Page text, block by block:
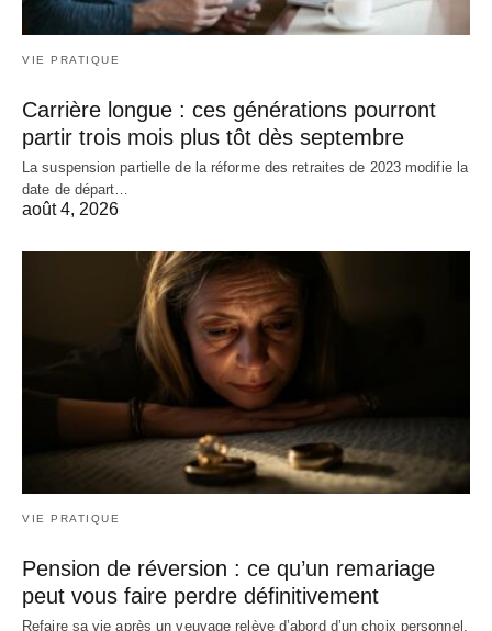
VIE PRATIQUE
Carrière longue : ces générations pourront
partir trois mois plus tôt dès septembre
La suspension partielle de la réforme des retraites de 2023 modifie la
date de départ…
août 4, 2026
VIE PRATIQUE
Pension de réversion : ce qu’un remariage
peut vous faire perdre définitivement
Refaire sa vie après un veuvage relève d’abord d’un choix personnel.